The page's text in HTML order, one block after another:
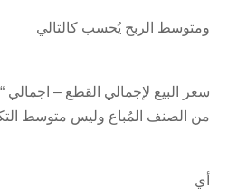
ومتوسط الربح يُحسب كالتالي
سعر البيع لإجمالي القطع –
من الصنف المُباع وليس متوسط
أي